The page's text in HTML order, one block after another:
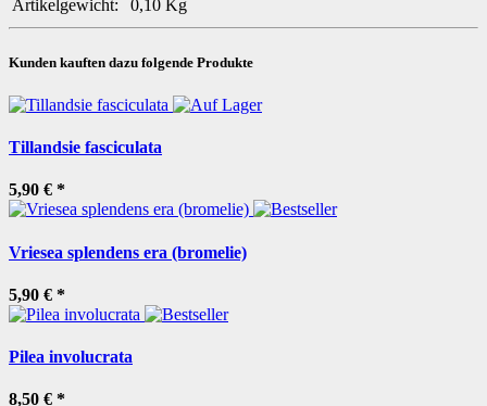
Artikelgewicht: 0,10 Kg
Kunden kauften dazu folgende Produkte
Tillandsie fasciculata
5,90 € *
Vriesea splendens era (bromelie)
5,90 € *
Pilea involucrata
8,50 € *